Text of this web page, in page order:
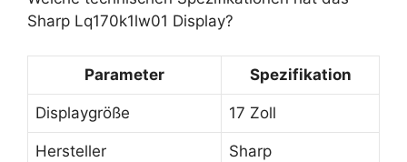
Sharp Lq170k1lw01 Display?
Parameter Spezifikation
Displaygröße 17 Zoll
Hersteller Sharp